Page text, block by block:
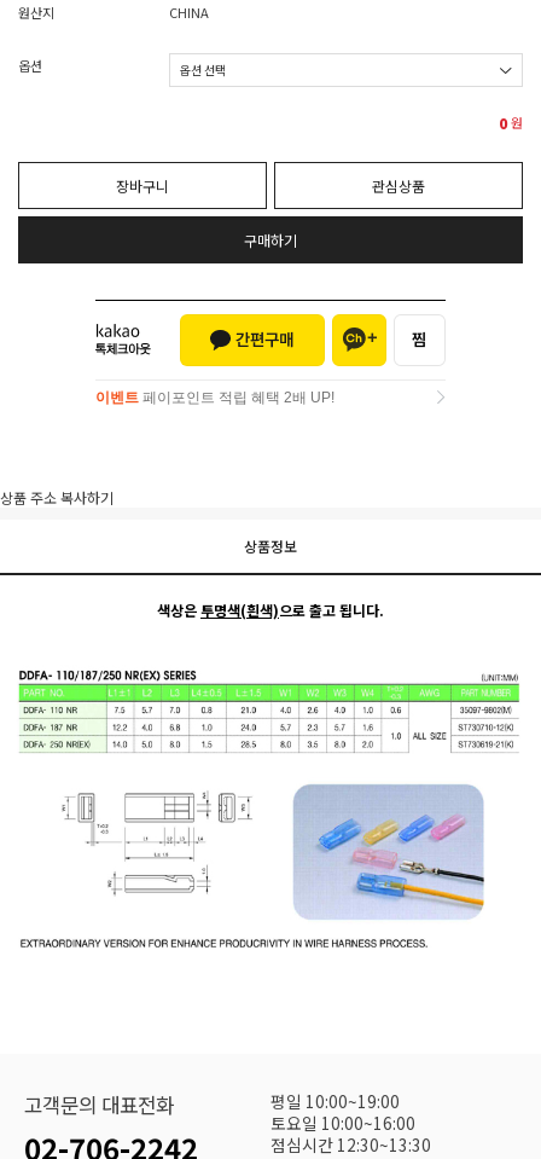
원산지
CHINA
옵션
0원
장바구니 관심상품
구매하기
이벤트 페이포인트 적립 혜택 2배 UP!
상품 주소 복사하기
상품정보
색상은투명색(흰색)으로 출고 됩니다.
고객문의 대표전화
02-706-2242
평일 10:00~19:00
토요일 10:00~16:00
점심시간 12:30~13:30